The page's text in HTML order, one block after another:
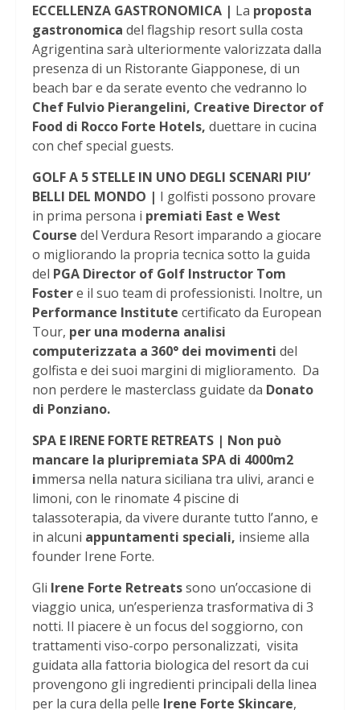
ECCELLENZA GASTRONOMICA | La proposta
gastronomica del flagship resort sulla costa
Agrigentina sarà ulteriormente valorizzata dalla
presenza di un Ristorante Giapponese, di un
beach bar e da serate evento che vedranno lo
Chef Fulvio Pierangelini, Creative Director of
Food di Rocco Forte Hotels, duettare in cucina
con chef special guests.
GOLF A 5 STELLE IN UNO DEGLI SCENARI PIU’
BELLI DEL MONDO | I golfisti possono provare
in prima persona i premiati East e West
Course del Verdura Resort imparando a giocare
o migliorando la propria tecnica sotto la guida
del PGA Director of Golf Instructor Tom
Fostere il suo team di professionisti. Inoltre, un
Performance Institute certificato da European
Tour, per una moderna analisi
computerizzata a 360° dei movimenti del
golfista e dei suoi margini di miglioramento. Da
non perdere le masterclass guidate da Donato
di Ponziano.
SPA E IRENE FORTE RETREATS | Non può
mancare la pluripremiata SPA di 4000m2
immersa nella natura siciliana tra ulivi, aranci e
limoni, con le rinomate 4 piscine di
talassoterapia, da vivere durante tutto l’anno, e
in alcuni appuntamenti speciali, insieme alla
founder Irene Forte.
Gli Irene Forte Retreatssono un’occasione di
viaggio unica, un’esperienza trasformativa di 3
notti. Il piacere è un focus del soggiorno, con
trattamenti viso-corpo personalizzati, visita
guidata alla fattoria biologica del resort da cui
provengono gli ingredienti principali della linea
per la cura della pelle Irene Forte Skincare,